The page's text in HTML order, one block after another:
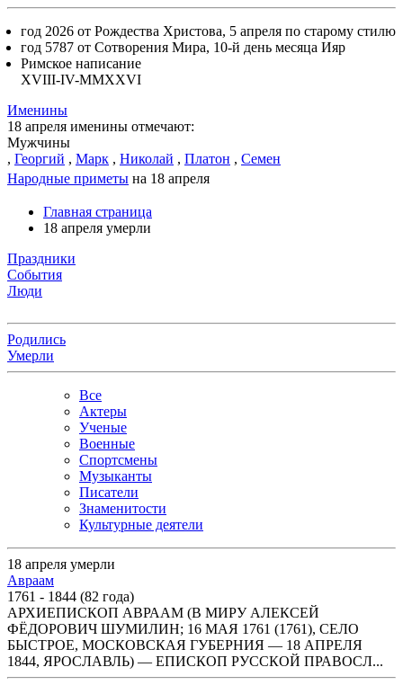
год 2026 от Рождества Христова, 5 апреля по старому стилю
год 5787 от Сотворения Мира, 10-й день месяца Ияр
Римское написание
XVIII-IV-MMXXVI
Именины
18 апреля именины отмечают:
Мужчины
, Георгий , Марк , Николай , Платон , Семен
Народные приметы на 18 апреля
Главная страница
18 апреля умерли
Праздники
События
Люди
Родились
Умерли
Все
Актеры
Ученые
Военные
Спортсмены
Музыканты
Писатели
Знаменитости
Культурные деятели
18 апреля умерли
Авраам
1761 - 1844 (82 года)
АРХИЕПИСКОП АВРААМ (В МИРУ АЛЕКСЕЙ
ФЁДОРОВИЧ ШУМИЛИН; 16 МАЯ 1761 (1761), СЕЛО
БЫСТРОЕ, МОСКОВСКАЯ ГУБЕРНИЯ — 18 АПРЕЛЯ
1844, ЯРОСЛАВЛЬ) — ЕПИСКОП РУССКОЙ ПРАВОСЛ...